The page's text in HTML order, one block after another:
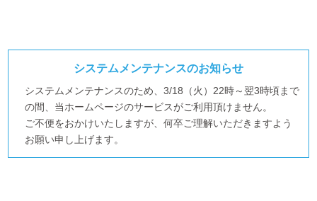
システムメンテナンスのお知らせ
システムメンテナンスのため、3/18（火）22時～翌3時頃まで
の間、 当ホームページのサービスがご利用頂けません。
ご不便をおかけいたしますが、何卒ご理解いただきますよう
お願い申し上げます。